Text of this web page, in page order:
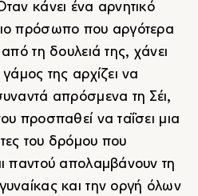
κάνει ένα αρνητικό
πρόσωπο που αργότερα
τη δουλειά της, χάνει
της αρχίζει να
απρόσμενα τη Σέι,
προσπαθεί να ταΐσει μια
του δρόμου που
παντού απολαμβάνουν τη
και την οργή όλων